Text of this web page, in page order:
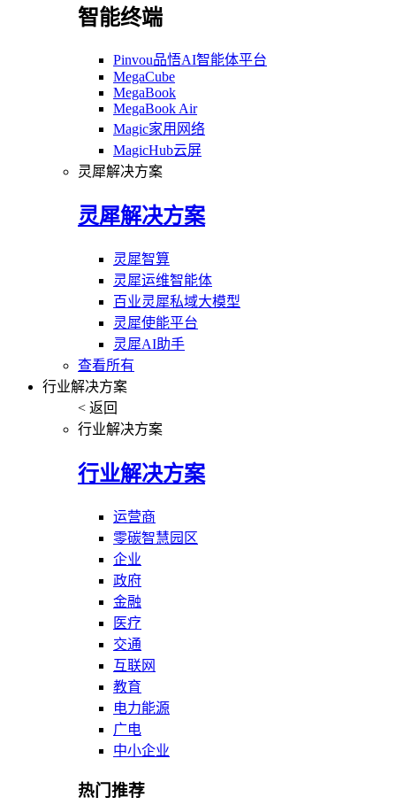
智能终端
Pinvou品悟AI智能体平台
MegaCube
MegaBook
MegaBook Air
Magic家用网络
MagicHub云屏
灵犀解决方案
灵犀解决方案
灵犀智算
灵犀运维智能体
百业灵犀私域大模型
灵犀使能平台
灵犀AI助手
查看所有
行业解决方案
< 返回
行业解决方案
行业解决方案
运营商
零碳智慧园区
企业
政府
金融
医疗
交通
互联网
教育
电力能源
广电
中小企业
热门推荐